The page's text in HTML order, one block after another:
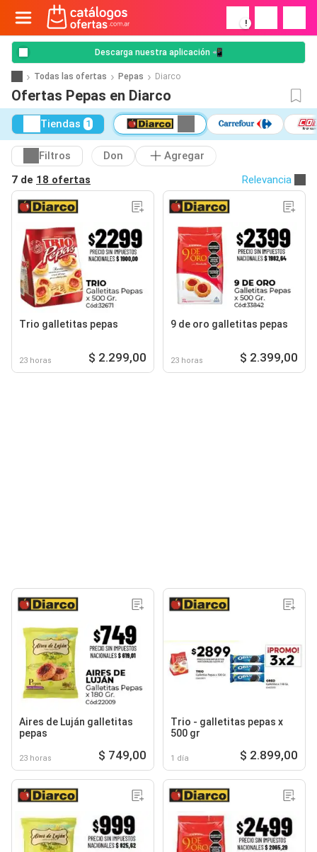
!
Descarga nuestra aplicación 📲
Todas las ofertas Pepas Diarco
Ofertas Pepas en Diarco
Tiendas 1
Filtros Don
Agregar
7 de 18 ofertas Relevancia
Trio galletitas pepas
23 horas $ 2.299,00
9 de oro galletitas pepas
23 horas $ 2.399,00
Aires de Luján galletitas
pepas
23 horas $ 749,00
Trio - galletitas pepas x
500 gr
1 día $ 2.899,00